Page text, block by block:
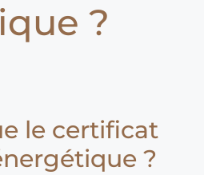
?
le certificat
?